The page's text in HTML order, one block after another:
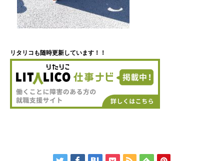
リタリコも随時更新しています！！